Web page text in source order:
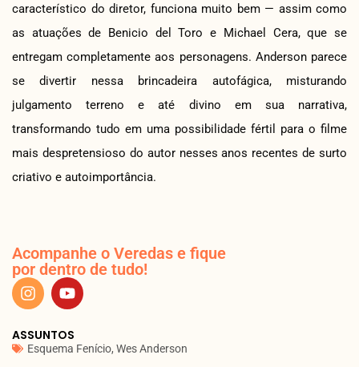
característico do diretor, funciona muito bem — assim como
as atuações de Benicio del Toro e Michael Cera, que se
entregam completamente aos personagens. Anderson parece
se divertir nessa brincadeira autofágica, misturando
julgamento terreno e até divino em sua narrativa,
transformando tudo em uma possibilidade fértil para o filme
mais despretensioso do autor nesses anos recentes de surto
criativo e autoimportância.
Acompanhe o Veredas e fique
por dentro de tudo!
ASSUNTOS
Esquema Fenício, Wes Anderson